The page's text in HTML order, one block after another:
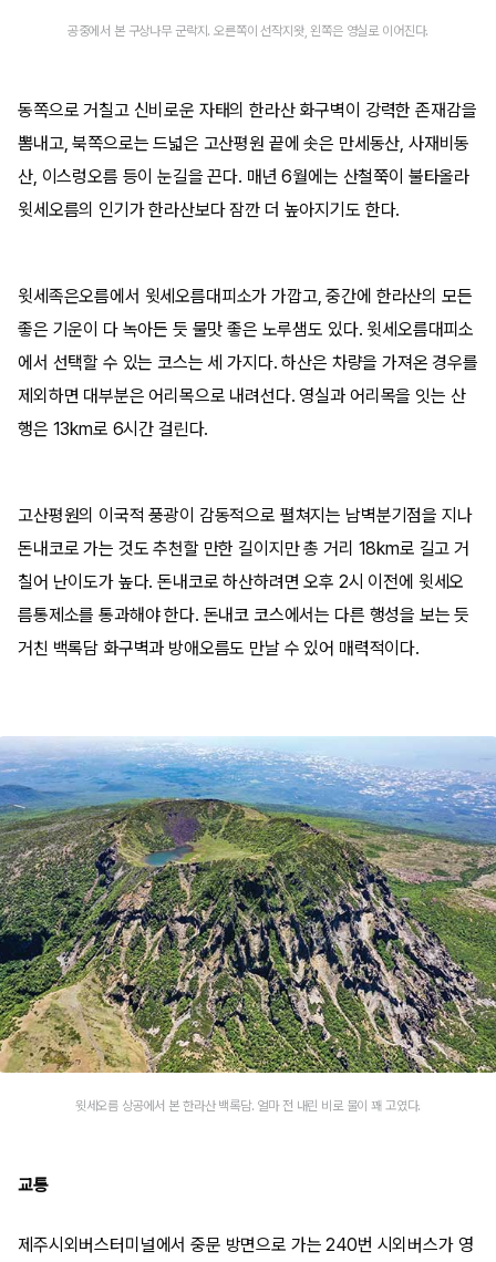
공중에서 본 구상나무 군락지. 오른쪽이 선작지왓, 왼쪽은 영실로 이어진다.
동쪽으로 거칠고 신비로운 자태의 한라산 화구벽이 강력한 존재감을
뽐내고, 북쪽으로는 드넓은 고산평원 끝에 솟은 만세동산, 사재비동
산, 이스렁오름 등이 눈길을 끈다. 매년 6월에는 산철쭉이 불타올라
윗세오름의 인기가 한라산보다 잠깐 더 높아지기도 한다.
윗세족은오름에서 윗세오름대피소가 가깝고, 중간에 한라산의 모든
좋은 기운이 다 녹아든 듯 물맛 좋은 노루샘도 있다. 윗세오름대피소
에서 선택할 수 있는 코스는 세 가지다. 하산은 차량을 가져온 경우를
제외하면 대부분은 어리목으로 내려선다. 영실과 어리목을 잇는 산
행은 13km로 6시간 걸린다.
고산평원의 이국적 풍광이 감동적으로 펼쳐지는 남벽분기점을 지나
돈내코로 가는 것도 추천할 만한 길이지만 총 거리 18km로 길고 거
칠어 난이도가 높다. 돈내코로 하산하려면 오후 2시 이전에 윗세오
름통제소를 통과해야 한다. 돈내코 코스에서는 다른 행성을 보는 듯
거친 백록담 화구벽과 방애오름도 만날 수 있어 매력적이다.
윗세오름 상공에서 본 한라산 백록담. 얼마 전 내린 비로 물이 꽤 고였다.
교통
제주시외버스터미널에서 중문 방면으로 가는 240번 시외버스가 영